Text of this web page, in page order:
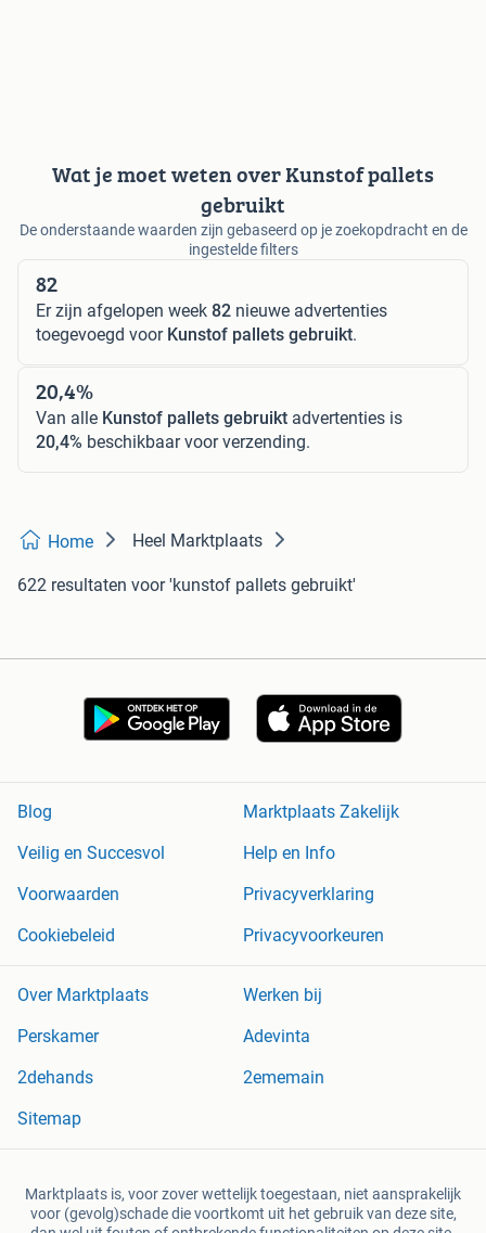
Wat je moet weten over Kunstof pallets
gebruikt
De onderstaande waarden zijn gebaseerd op je zoekopdracht en de
ingestelde filters
82
Er zijn afgelopen week 82 nieuwe advertenties
toegevoegd voor Kunstof pallets gebruikt.
20,4%
Van alle Kunstof pallets gebruikt advertenties is
20,4% beschikbaar voor verzending.
Home Heel Marktplaats
622 resultaten voor 'kunstof pallets gebruikt'
Blog
Marktplaats Zakelijk
Veilig en Succesvol
Help en Info
Voorwaarden
Privacyverklaring
Cookiebeleid
Privacyvoorkeuren
Over Marktplaats
Werken bij
Perskamer
Adevinta
2dehands
2ememain
Sitemap
Marktplaats is, voor zover wettelijk toegestaan, niet aansprakelijk
voor (gevolg)schade die voortkomt uit het gebruik van deze site,